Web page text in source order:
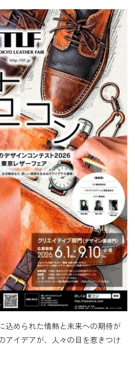
込められた情熱と未来への期待が
アイデアが、人々の目を惹きつけ